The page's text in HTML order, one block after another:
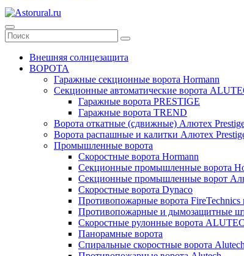
Внешняя солнцезащита
ВОРОТА
Гаражные секционные ворота Hormann
Секционные автоматические ворота
Гаражные ворота PRESTIGE
Гаражные ворота TREND
Ворота откатные (сдвижные) Алютех
Ворота распашные и калитки Алютех
Промышленные ворота
Скоростные ворота Hormann
Секционные промышленные ворота
Секционные промышленные ворот
Скоростные ворота Dynaco
Противопожарные ворота
Противопожарные и дымозащитные
Скоростные рулонные ворота
Панорамные ворота
Спиральные скоростные ворота Alutech